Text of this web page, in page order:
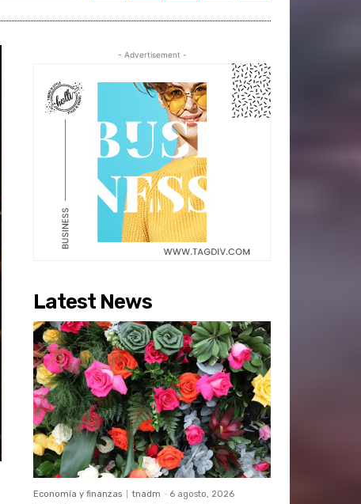
- Advertisement -
Latest News
Economía y finanzas tnadm - 6 agosto, 2026